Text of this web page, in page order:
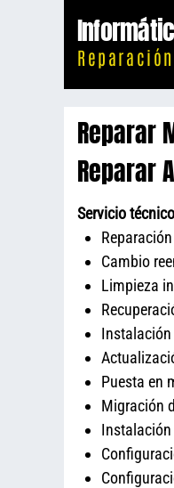
Reparar
Reparar
Servicio
Cambio
Limpieza
Puesta en
Migración